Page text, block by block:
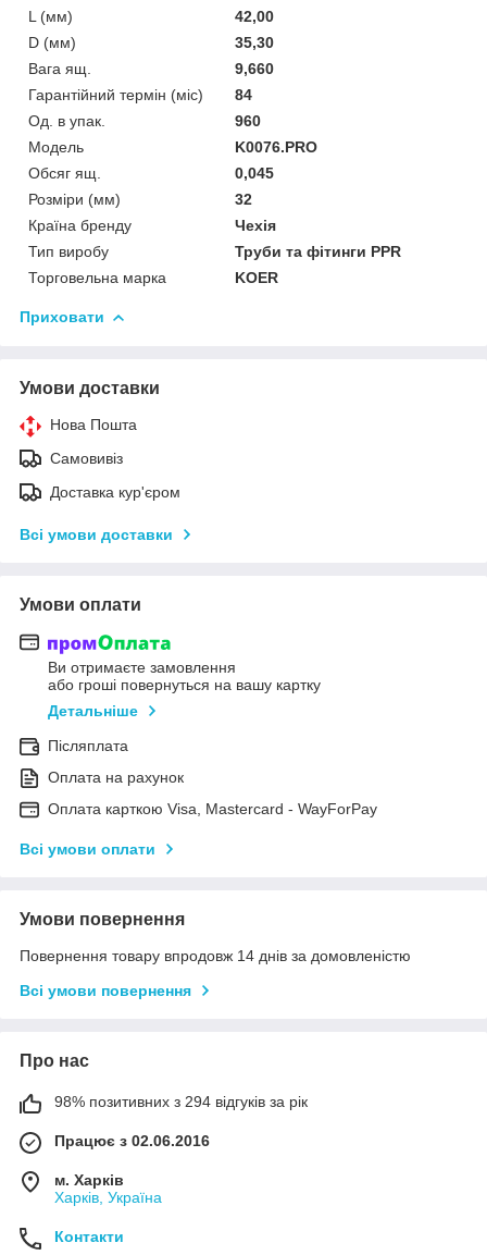
L (мм)
42,00
D (мм)
35,30
Вага ящ.
9,660
Гарантійний термін (міс)
84
Од. в упак.
960
Мoдель
K0076.PRO
Обсяг ящ.
0,045
Розміри (мм)
32
Країна бренду
Чехія
Тип виробу
Труби та фітинги PPR
Торговельна марка
KOER
Приховати
Умови доставки
Нова Пошта
Самовивіз
Доставка кур'єром
Всі умови доставки
Умови оплати
Ви отримаєте замовлення
або гроші повернуться на вашу картку
Детальніше
Післяплата
Оплата на рахунок
Оплата карткою Visa, Mastercard - WayForPay
Всі умови оплати
Умови повернення
Повернення товару впродовж 14 днів за домовленістю
Всі умови повернення
Про нас
98% позитивних з 294 відгуків за рік
Працює з 02.06.2016
м. Харків
Харків, Україна
Контакти